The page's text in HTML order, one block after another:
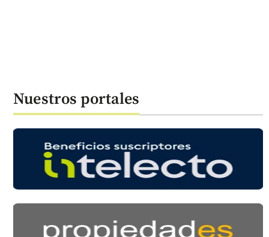
Nuestros portales